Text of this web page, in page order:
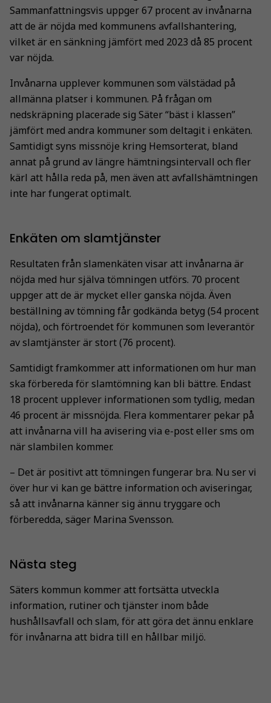
Sammanfattningsvis uppger 67 procent av invånarna
att de är nöjda med kommunens avfallshantering,
vilket är en sänkning jämfört med 2023 då 85 procent
var nöjda.
Invånarna upplever kommunen som välstädad på
allmänna platser i kommunen. På frågan om
nedskräpning placerade sig Säter “bäst i klassen”
jämfört med andra kommuner som deltagit i enkäten.
Samtidigt syns missnöje kring Hemsorterat, bland
annat på grund av längre hämtningsintervall och fler
kärl att hålla reda på, men även att avfallshämtningen
inte har fungerat optimalt.
Enkäten om slamtjänster
Resultaten från slamenkäten visar att invånarna är
nöjda med hur själva tömningen utförs. 70 procent
uppger att de är mycket eller ganska nöjda. Även
beställning av tömning får godkända betyg (54 procent
nöjda), och förtroendet för kommunen som leverantör
av slamtjänster är stort (76 procent).
Samtidigt framkommer att informationen om hur man
ska förbereda för slamtömning kan bli bättre. Endast
18 procent upplever informationen som tydlig, medan
46 procent är missnöjda. Flera kommentarer pekar på
att invånarna vill ha avisering via e-post eller sms om
när slambilen kommer.
– Det är positivt att tömningen fungerar bra. Nu ser vi
över hur vi kan ge bättre information och aviseringar,
så att invånarna känner sig ännu tryggare och
förberedda, säger Marina Svensson.
Nästa steg
Säters kommun kommer att fortsätta utveckla
information, rutiner och tjänster inom både
hushållsavfall och slam, för att göra det ännu enklare
för invånarna att bidra till en hållbar miljö.